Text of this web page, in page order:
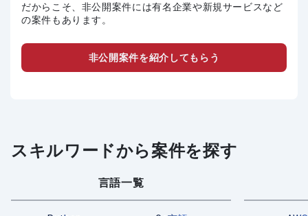
だからこそ、非公開案件には有名企業や新規サービスなど
の案件もあります。
非公開案件を紹介してもらう
スキルワードから案件を探す
言語一覧